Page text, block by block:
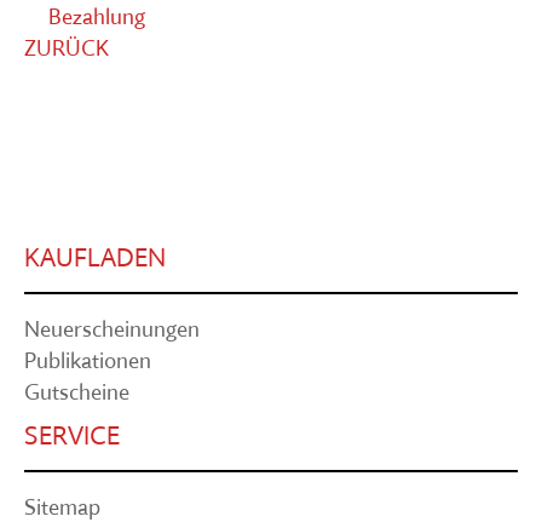
Bezahlung
ZURÜCK
KAUFLADEN
Neuerscheinungen
Publikationen
Gutscheine
SERVICE
Sitemap